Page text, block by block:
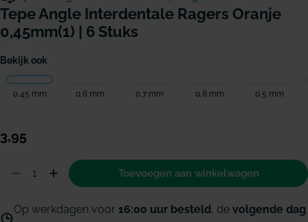
Tepe Angle Interdentale Ragers Oranje
0,45mm(1) | 6 Stuks
Bekijk ook
0,45 mm 0,6 mm 0,7 mm 0,8 mm 0,5 mm
Normale
3,95
Hoeveelheid
Aantal verminderen voor TePe Angle
Hoeveelheid verhogen voor TePe Angle
Toevoegen aan winkelwagen
Op werkdagen voor 16:00 uur besteld, de volgende dag